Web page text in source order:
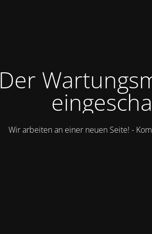
Der
Wir arbeiten an einer neuen Seite! -